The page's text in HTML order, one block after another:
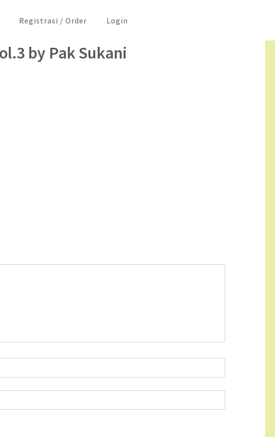
Registrasi / Order Login
by Pak Sukani